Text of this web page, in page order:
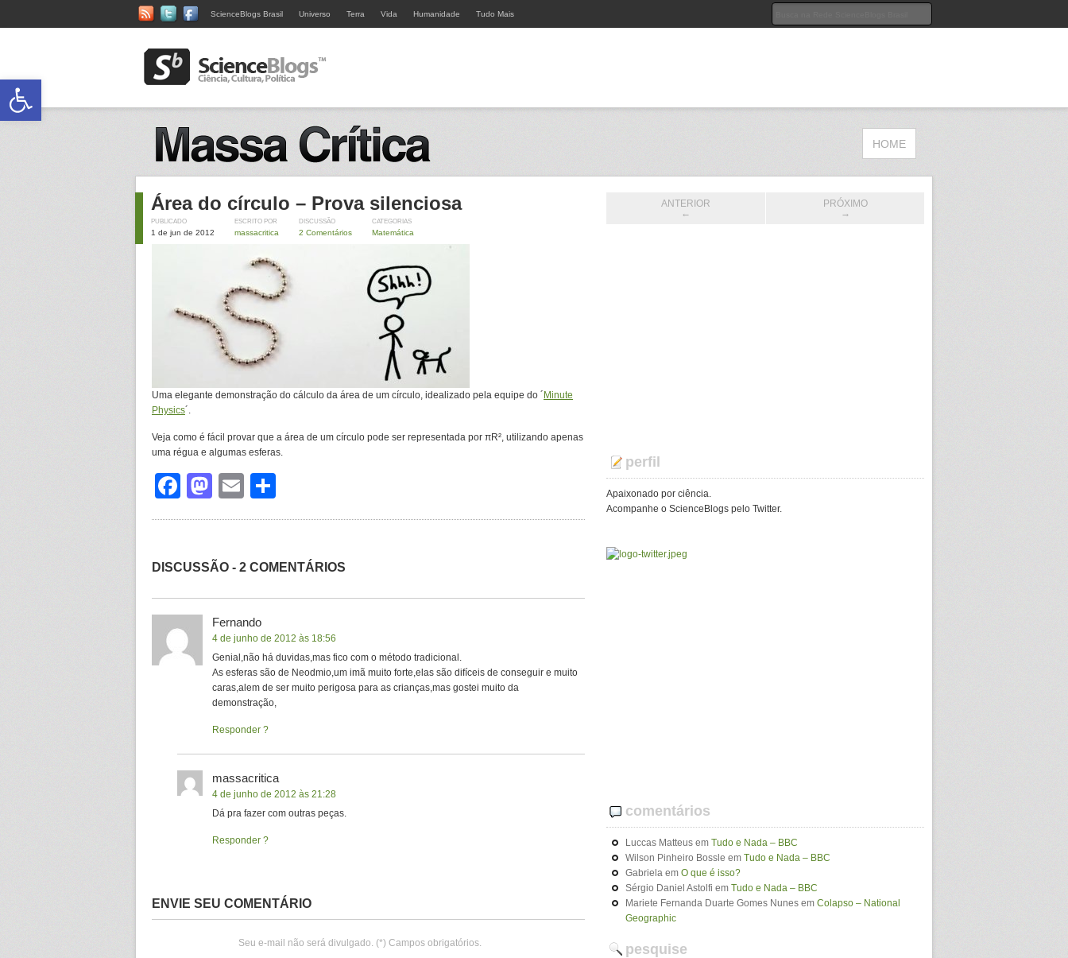
ScienceBlogs Brasil Universo Terra Vida Humanidade Tudo Mais
HOME
Área do círculo – Prova silenciosa
PUBLICADO
1 de jun de 2012
ESCRITO POR
massacritica
DISCUSSÃO
2 Comentários
CATEGORIAS
Matemática
Uma elegante demonstração do cálculo da área de um círculo, idealizado pela equipe do ´ Minute
Physics´.
Veja como é fácil provar que a área de um círculo pode ser representada por πR², utilizando apenas
uma régua e algumas esferas.
Facebook
Mastodon
Email
DISCUSSÃO - 2 COMENTÁRIOS
Fernando
4 de junho de 2012 às 18:56
Genial,não há duvidas,mas fico com o método tradicional.
As esferas são de Neodmio,um imã muito forte,elas são difíceis de conseguir e muito
caras,alem de ser muito perigosa para as crianças,mas gostei muito da
demonstração,
Responder
massacritica
4 de junho de 2012 às 21:28
Dá pra fazer com outras peças.
Responder
ENVIE SEU COMENTÁRIO
Seu e-mail não será divulgado. (*) Campos obrigatórios.
ANTERIOR
←
PRÓXIMO
→
perfil
Apaixonado por ciência.
Acompanhe o ScienceBlogs pelo Twitter.
comentários
Luccas Matteus em Tudo e Nada – BBC
Wilson Pinheiro Bossle em Tudo e Nada – BBC
Gabriela em O que é isso?
Sérgio Daniel Astolfi em Tudo e Nada – BBC
Mariete Fernanda Duarte Gomes Nunes em Colapso – National
Geographic
pesquise
Abrir a barra de ferramentas